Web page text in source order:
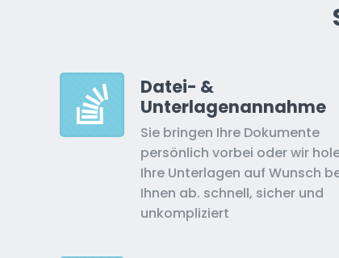
Datei- &
Unterlagenannahme
Sie bringen Ihre Dokumente
persönlich vorbei oder wir
Ihre Unterlagen auf Wunsch
Ihnen ab. schnell, sicher und
unkompliziert